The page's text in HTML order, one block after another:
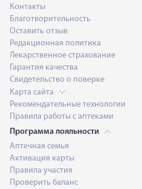
Контакты
Благотворительность
Оставить отзыв
Редакционная политика
Лекарственное страхование
Гарантия качества
Свидетельство о поверке
Карта сайта
Рекомендательные технологии
Правила работы с аптеками
Программа лояльности
Аптечная семья
Активация карты
Правила участия
Проверить баланс